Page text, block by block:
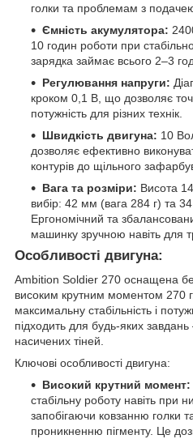
голки та проблемам з
Ємність акумулятора:
10 годин роботи при
зарядка займає всього 2–3
Регулювання напруги:
кроком 0,1 В, що дозволяє
потужність для різних технік.
Швидкість двигуна: 10
дозволяє ефективно
контурів до щільного
Вага та розміри: Висота
вибір: 42 мм (вага 284 г) та
Ергономічний та
машинку зручною навіть для
Особливості двигуна:
Ambition Soldier 270 оснащена
високим крутним моментом 270
максимальну стабільність і
підходить для будь-яких завдань
насичених тіней.
Ключові особливості двигуна:
Високий крутний момент:
стабільну роботу навіть при
запобігаючи ковзанню голки
проникненню пігменту. Це